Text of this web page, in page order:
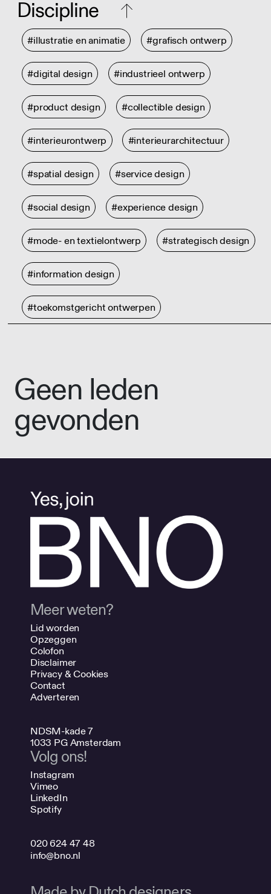
Discipline
#illustratie en animatie #grafisch ontwerp
#digital design #industrieel ontwerp
#product design #collectible design
#interieurontwerp #interieurarchitectuur
#spatial design #service design
#social design #experience design
#mode- en textielontwerp #strategisch design
#information design
#toekomstgericht ontwerpen
Geen leden
gevonden
Meer weten?
Lid worden
Opzeggen
Colofon
Disclaimer
Privacy & Cookies
Contact
Adverteren
NDSM-kade 7
1033 PG Amsterdam
Volg ons!
Instagram
Vimeo
LinkedIn
Spotify
020 624 47 48
info@bno.nl